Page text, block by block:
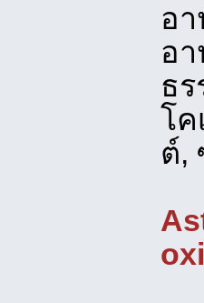
อ
อ
ธ
โ
ต์,